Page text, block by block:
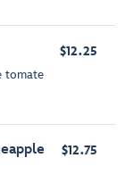
tomate
$12.25
$12.75